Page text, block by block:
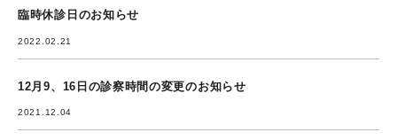
臨時休診日のお知らせ
2022.02.21
12月9、16日の診察時間の変更のお知らせ
2021.12.04